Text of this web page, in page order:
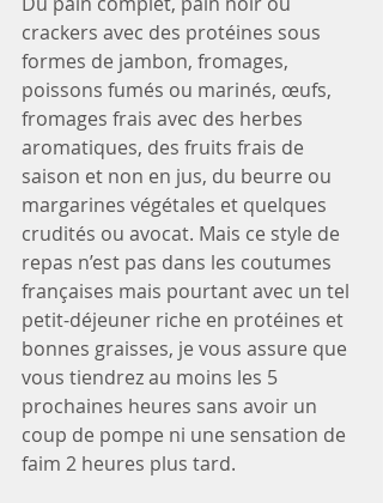
crackers avec des protéines sous
formes de jambon, fromages,
poissons fumés ou marinés, œufs,
fromages frais avec des herbes
aromatiques, des fruits frais de
saison et non en jus, du beurre ou
margarines végétales et quelques
crudités ou avocat. Mais ce style de
repas n’est pas dans les coutumes
françaises mais pourtant avec un tel
petit-déjeuner riche en protéines et
bonnes graisses, je vous assure que
vous tiendrez au moins les 5
prochaines heures sans avoir un
coup de pompe ni une sensation de
faim 2 heures plus tard.